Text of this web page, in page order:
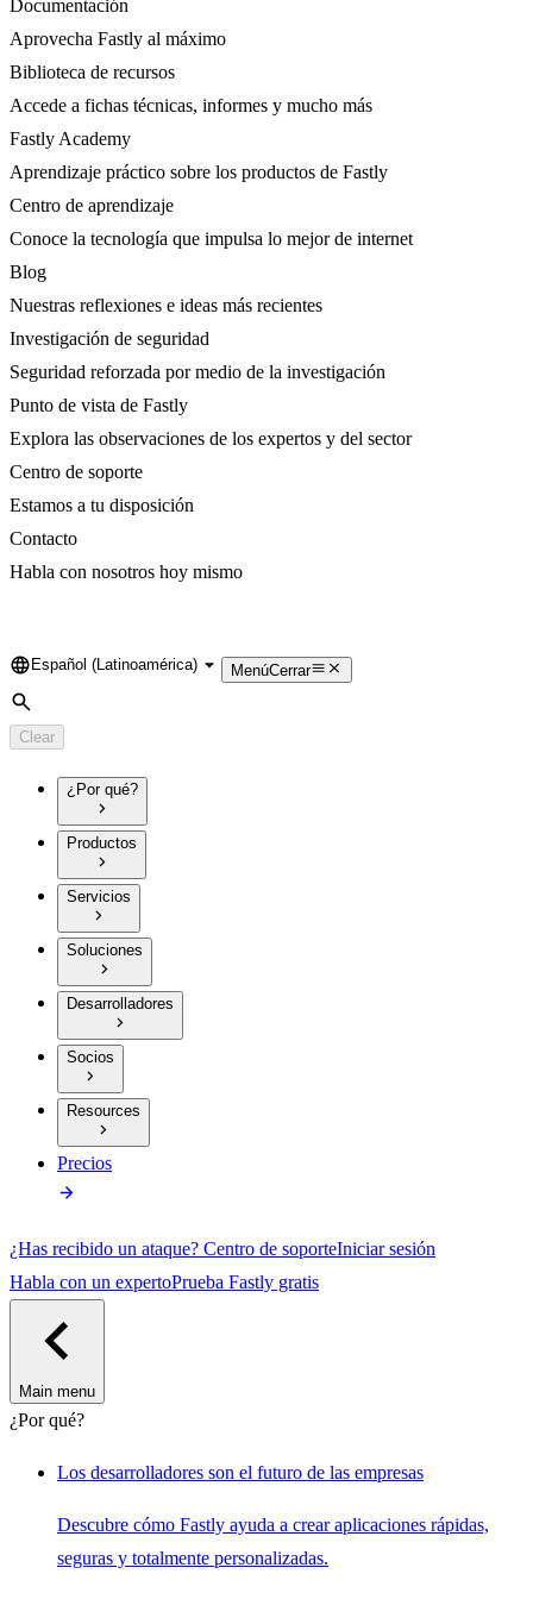
Documentación
Aprovecha Fastly al máximo
Biblioteca de recursos
Accede a fichas técnicas, informes y mucho más
Fastly Academy
Aprendizaje práctico sobre los productos de Fastly
Centro de aprendizaje
Conoce la tecnología que impulsa lo mejor de internet
Blog
Nuestras reflexiones e ideas más recientes
Investigación de seguridad
Seguridad reforzada por medio de la investigación
Punto de vista de Fastly
Explora las observaciones de los expertos y del sector
Centro de soporte
Estamos a tu disposición
Contacto
Habla con nosotros hoy mismo
Language
Español (Latinoamérica) MenúCerrar
Search
Clear
¿Por qué?
Productos
Servicios
Soluciones
Desarrolladores
Socios
Resources
Precios
¿Has recibido un ataque? Centro de soporteIniciar sesión
Habla con un expertoPrueba Fastly gratis
Main menu
¿Por qué?
Los desarrolladores son el futuro de las empresas
Descubre cómo Fastly ayuda a crear aplicaciones rápidas,
seguras y totalmente personalizadas.